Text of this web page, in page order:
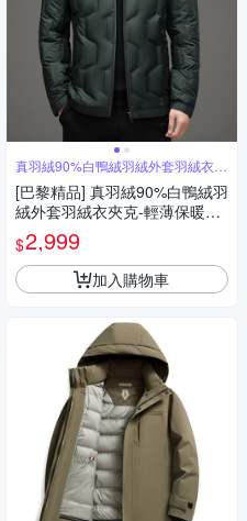
真羽絨90%白鴨絨羽絨外套羽絨衣夾
克
[巴黎精品] 真羽絨90%白鴨絨羽
絨外套羽絨衣夾克-輕薄保暖立
領修身男外套4色a1is132
$2,999
加入購物車